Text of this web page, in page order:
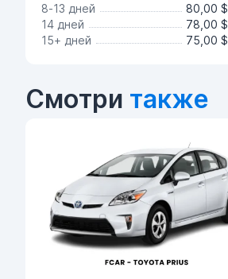
8-13 дней
80,00 $
14 дней
78,00 $
15+ дней
75,00 $
Смотри также